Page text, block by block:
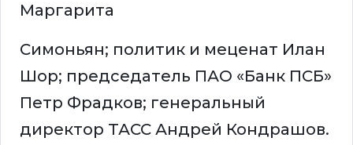
Маргарита
Симоньян; политик и меценат Илан
Шор; председатель ПАО «Банк ПСБ»
Петр Фрадков; генеральный
директор ТАСС Андрей Кондрашов.